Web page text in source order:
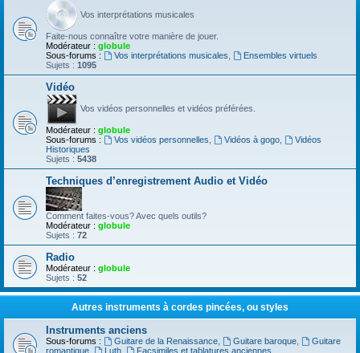
Vos interprétations musicales
Faite-nous connaître votre manière de jouer.
Modérateur : globule
Sous-forums :
Vos interprétations musicales
Ensembles virtuels
Sujets : 1095
Vidéo
Vos vidéos personnelles et vidéos préférées.
Modérateur : globule
Sous-forums :
Vos vidéos personnelles Vidéos à gogo,
Vidéos
Historiques
Sujets : 5438
Techniques d’enregistrement Audio et Vidéo
Comment faites-vous? Avec quels outils?
Modérateur : globule
Sujets : 72
Radio
Modérateur : globule
Sujets : 52
Autres instruments à cordes pincées, ou styles
Instruments anciens
Sous-forums : Guitare de la Renaissance, Guitare baroque,
Guitare
romantique
Luth,
Facsimiles et tablatures anciennes